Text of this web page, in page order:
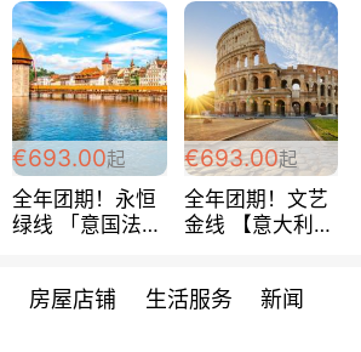
法 巴黎上下 经
典五国四日游
488欧/人
法」七天循环 五
国 仅售99欧/人/
天！巴黎上下！
包拼房~
€693.00起
全年团期！永恒
绿线 「意国法
欧/天起 ~包拼房
€693.00起
全年团期！文艺
金线 【意大利一
每周铁发！
房屋店铺 生活服务 新闻